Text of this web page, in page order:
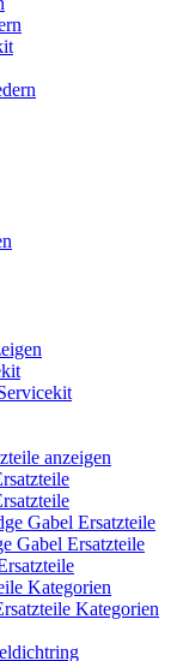
anzeigen
Gabel Ersatzteile
Gabel Ersatzteile
Kategorien
Kategorien